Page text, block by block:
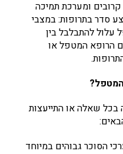
ומערכת תמיכה
סדר בתרופות: במצבי
עלול להתבלבל בין
הרופא המטפל או
בכל שאלה או התייעצות
הסוכר גבוהים במיוחד